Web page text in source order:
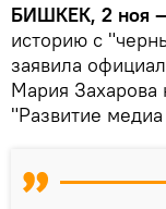
БИШКЕК, 2 ноя
историю с
заявила
Мария Захарова
"Развитие